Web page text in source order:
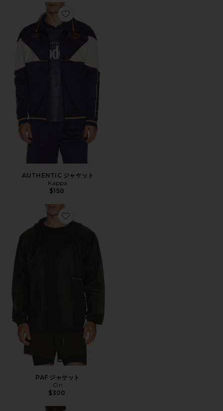
Favorite AUTHENTIC ジャケット
AUTHENTIC ジャケット
Kappa
$150
Favorite PAF ジャケット
PAF ジャケット
On
$300